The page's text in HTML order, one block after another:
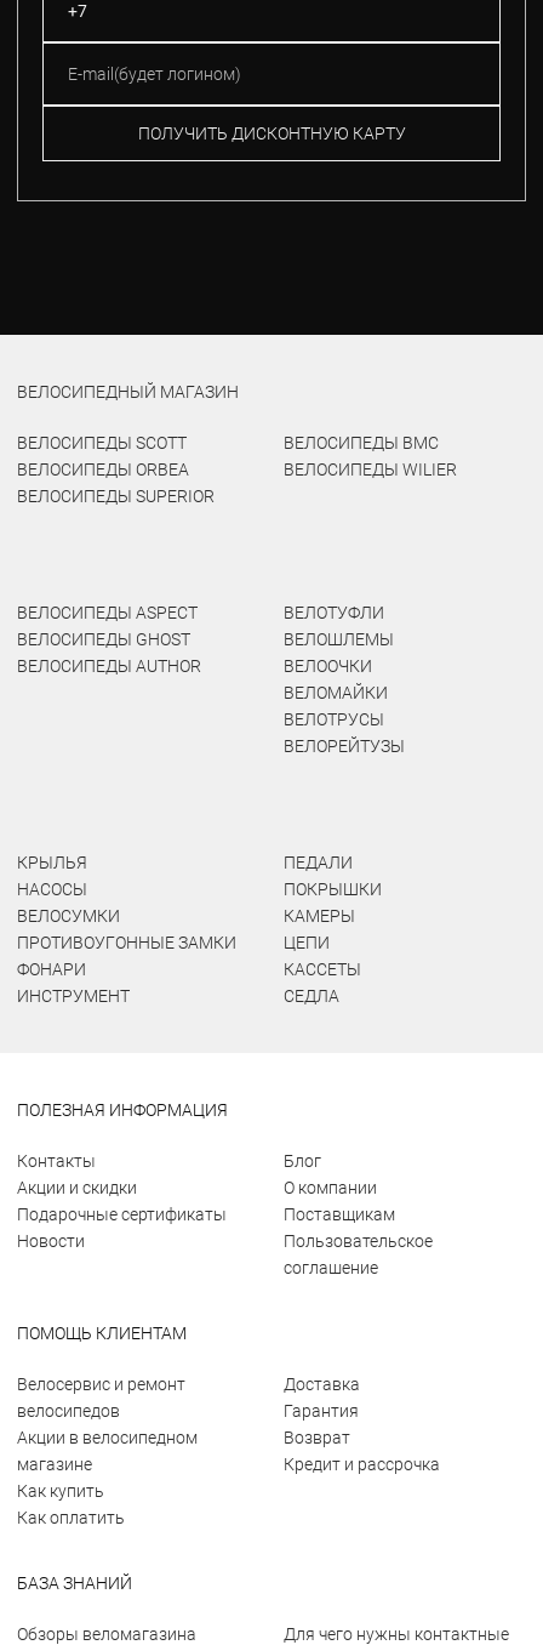
ПОЛУЧИТЬ ДИСКОНТНУЮ КАРТУ
ВЕЛОСИПЕДНЫЙ МАГАЗИН
ВЕЛОСИПЕДЫ SCOTT
ВЕЛОСИПЕДЫ ORBEA
ВЕЛОСИПЕДЫ SUPERIOR
ВЕЛОСИПЕДЫ BMC
ВЕЛОСИПЕДЫ WILIER
ВЕЛОСИПЕДЫ ASPECT
ВЕЛОСИПЕДЫ GHOST
ВЕЛОСИПЕДЫ AUTHOR
ВЕЛОТУФЛИ
ВЕЛОШЛЕМЫ
ВЕЛООЧКИ
ВЕЛОМАЙКИ
ВЕЛОТРУСЫ
ВЕЛОРЕЙТУЗЫ
КРЫЛЬЯ
НАСОСЫ
ВЕЛОСУМКИ
ПРОТИВОУГОННЫЕ ЗАМКИ
ФОНАРИ
ИНСТРУМЕНТ
ПЕДАЛИ
ПОКРЫШКИ
КАМЕРЫ
ЦЕПИ
КАССЕТЫ
СЕДЛА
ПОЛЕЗНАЯ ИНФОРМАЦИЯ
Контакты
Акции и скидки
Подарочные сертификаты
Новости
Блог
О компании
Поставщикам
Пользовательское
соглашение
ПОМОЩЬ КЛИЕНТАМ
Велосервис и ремонт
велосипедов
Акции в велосипедном
магазине
Как купить
Как оплатить
Доставка
Гарантия
Возврат
Кредит и рассрочка
БАЗА ЗНАНИЙ
Обзоры веломагазина
Для чего нужны контактные